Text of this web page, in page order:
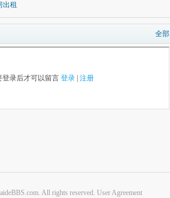
出租
全部
登录后才可以留言 登录| 注册
All rights reserved. User Agreement